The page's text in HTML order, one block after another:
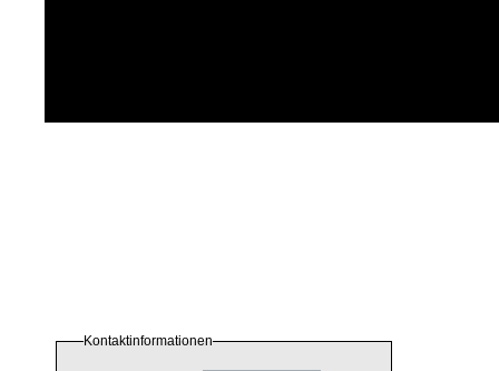
Kontaktinformationen